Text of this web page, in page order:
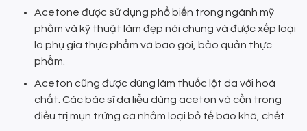
Acetone được sử dụng phổ biến trong ngành mỹ
phẩm và kỹ thuật làm đẹp nói chung và được xếp loại
là phụ gia thực phẩm và bao gói, bảo quản thực
phẩm.
Aceton cũng được dùng làm thuốc lột da với hoá
chất. Các bác sĩ da liễu dùng aceton và cồn trong
điều trị mụn trứng cá nhằm loại bỏ tế bào khô, chết.